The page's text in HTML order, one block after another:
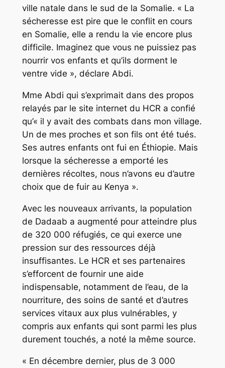
ville natale dans le sud de la Somalie. « La
sécheresse est pire que le conflit en cours
en Somalie, elle a rendu la vie encore plus
difficile. Imaginez que vous ne puissiez pas
nourrir vos enfants et qu’ils dorment le
ventre vide », déclare Abdi.
Mme Abdi qui s’exprimait dans des propos
relayés par le site internet du HCR a confié
qu’« il y avait des combats dans mon village.
Un de mes proches et son fils ont été tués.
Ses autres enfants ont fui en Éthiopie. Mais
lorsque la sécheresse a emporté les
dernières récoltes, nous n’avons eu d’autre
choix que de fuir au Kenya ».
Avec les nouveaux arrivants, la population
de Dadaab a augmenté pour atteindre plus
de 320 000 réfugiés, ce qui exerce une
pression sur des ressources déjà
insuffisantes. Le HCR et ses partenaires
s’efforcent de fournir une aide
indispensable, notamment de l’eau, de la
nourriture, des soins de santé et d’autres
services vitaux aux plus vulnérables, y
compris aux enfants qui sont parmi les plus
durement touchés, a noté la même source.
« En décembre dernier, plus de 3 000